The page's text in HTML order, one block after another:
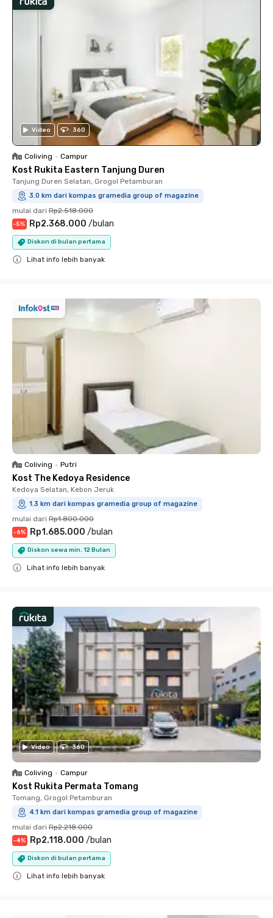
Video 360
Coliving • Campur
Kost Rukita Eastern Tanjung Duren
Tanjung Duren Selatan, Grogol Petamburan
3.0 km dari kompas gramedia group of magazine
mulai dari Rp2.518.000
-5% Rp2.368.000 /bulan
Diskon di bulan pertama
Lihat info lebih banyak
Coliving • Putri
Kost The Kedoya Residence
Kedoya Selatan, Kebon Jeruk
1.3 km dari kompas gramedia group of magazine
mulai dari Rp1.800.000
-6% Rp1.685.000 /bulan
Diskon sewa min. 12 Bulan
Lihat info lebih banyak
Video 360
Coliving • Campur
Kost Rukita Permata Tomang
Tomang, Grogol Petamburan
4.1 km dari kompas gramedia group of magazine
mulai dari Rp2.218.000
-4% Rp2.118.000 /bulan
Diskon di bulan pertama
Lihat info lebih banyak